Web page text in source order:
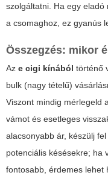
szolgáltatni. Ha egy
a csomaghoz, ez gyanús
Összegzés: mikor
Az e cigi kínából történő
bulk (nagy tételű)
Viszont mindig mérlegeld
vámot és esetleges
alacsonyabb ár, készülj
potenciális késésekre; ha
fontosabb, érdemes lehet